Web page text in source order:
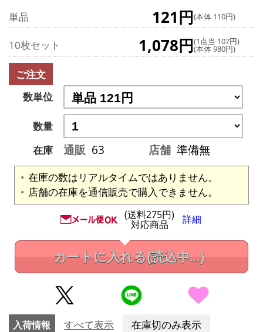
単品 121円(本体 110円)
10枚セット 1,078円(1点当 107円)
(本体 980円)
ご注文
数単位
数量
在庫
通販 63 店舗 準備無
在庫の数はリアルタイムではありません。
店舗の在庫を通信販売で購入できません。
(送料275円)
対応商品 詳細
カートに入れる(読込中...)
入荷情報 すべて表示 在庫切のみ表示